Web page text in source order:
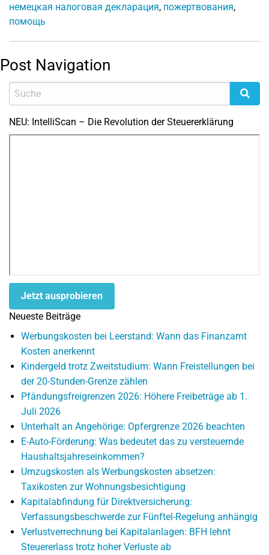
немецкая налоговая декларация, пожертвования,
помощь
Post Navigation
NEU: IntelliScan – Die Revolution der Steuererklärung
Jetzt ausprobieren
Neueste Beiträge
Werbungskosten bei Leerstand: Wann das Finanzamt
Kosten anerkennt
Kindergeld trotz Zweitstudium: Wann Freistellungen bei
der 20-Stunden-Grenze zählen
Pfändungsfreigrenzen 2026: Höhere Freibeträge ab 1.
Juli 2026
Unterhalt an Angehörige: Opfergrenze 2026 beachten
E-Auto-Förderung: Was bedeutet das zu versteuernde
Haushaltsjahreseinkommen?
Umzugskosten als Werbungskosten absetzen:
Taxikosten zur Wohnungsbesichtigung
Kapitalabfindung für Direktversicherung:
Verfassungsbeschwerde zur Fünftel-Regelung anhängig
Verlustverrechnung bei Kapitalanlagen: BFH lehnt
Steuererlass trotz hoher Verluste ab